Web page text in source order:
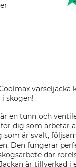
varseljacka
skogen!
en tunn och
dig som arbetar
som är svalt,
Den fungerar
där
är tillverkad i